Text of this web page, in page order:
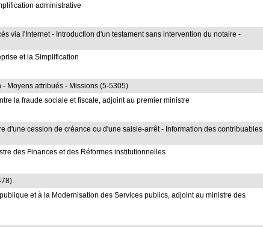
administrative
via l'Internet - Introduction d'un testament sans intervention du notaire -
et la Simplification
Moyens attribués - Missions (5-5305)
la fraude sociale et fiscale, adjoint au premier ministre
d'une cession de créance ou d'une saisie-arrêt - Information des contribuables
des Finances et des Réformes institutionnelles
et à la Modernisation des Services publics, adjoint au ministre des